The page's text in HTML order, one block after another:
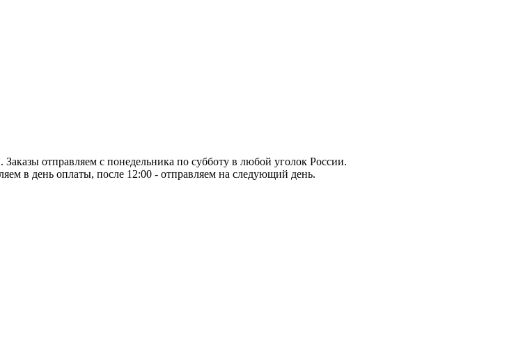
отправляем с понедельника по субботу в любой уголок России.
в день оплаты, после 12:00 - отправляем на следующий день.